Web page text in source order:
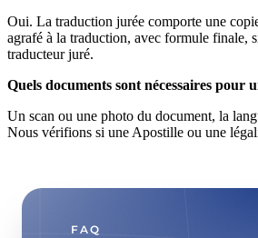
Oui. La traduction jurée comporte une
agrafé à la traduction, avec formule finale,
traducteur juré.
Quels documents sont nécessaires pour
Un scan ou une photo du document, la
Nous vérifions si une Apostille ou une
FAQ